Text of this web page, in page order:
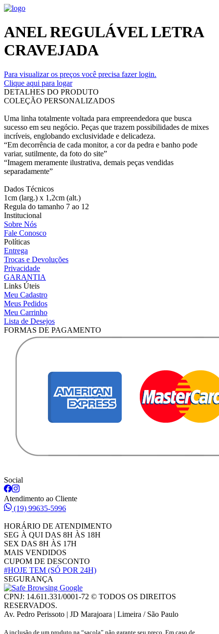
ANEL REGULÁVEL LETRA
CRAVEJADA
Para visualizar os preços você precisa fazer login.
Clique aqui para logar
DETALHES DO PRODUTO
COLEÇÃO PERSONALIZADOS
Uma linha totalmente voltada para empreendedora que busca
sucesso em seu negócio. Peças que trazem possibilidades de mixes
incríveis, englobando exclusividade e delicadeza.
“Em decorrência de cada monitor, a cor da pedra e banho pode
variar, sutilmente, da foto do site”
“Imagem meramente ilustrativa, demais peças vendidas
separadamente”
Dados Técnicos
1cm (larg.) x 1,2cm (alt.)
Regula do tamanho 7 ao 12
Institucional
Sobre Nós
Fale Conosco
Políticas
Entrega
Trocas e Devoluções
Privacidade
GARANTIA
Links Úteis
Meu Cadastro
Meus Pedidos
Meu Carrinho
Lista de Desejos
FORMAS DE PAGAMENTO
Social
Atendimento ao Cliente
(19) 99635-5996
HORÁRIO DE ATENDIMENTO
SEG À QUI DAS 8H ÀS 18H
SEX DAS 8H ÀS 17H
MAIS VENDIDOS
CUPOM DE DESCONTO
#HOJE TEM (SÓ POR 24H)
SEGURANÇA
CPNJ: 14.611.331/0001-72 © TODOS OS DIREITOS
RESERVADOS.
Av. Pedro Perissoto | JD Marajoara | Limeira / São Paulo
A inclusão de um produto na “sacola” não garante seu preço. Em caso de